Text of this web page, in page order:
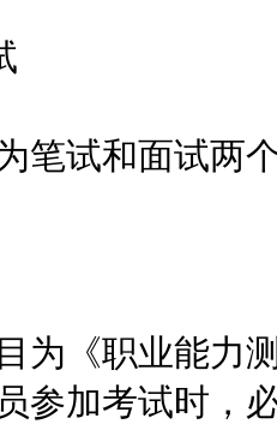
试和面试两
《职业能力测
参加考试时，